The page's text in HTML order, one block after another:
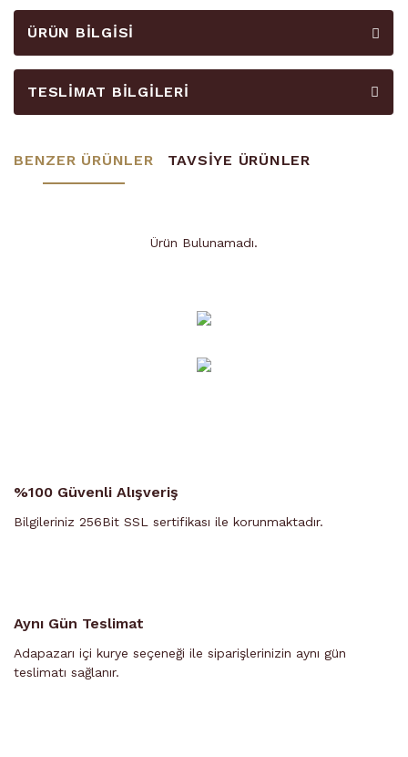
ÜRÜN BILGISI
TESLIMAT BILGILERI
BENZER ÜRÜNLER TAVSİYE ÜRÜNLER
Ürün Bulunamadı.
Ürün Bulunamadı.
%100 Güvenli Alışveriş
Bilgileriniz 256Bit SSL sertifikası ile korunmaktadır.
Aynı Gün Teslimat
Adapazarı içi kurye seçeneği ile siparişlerinizin aynı gün
teslimatı sağlanır.